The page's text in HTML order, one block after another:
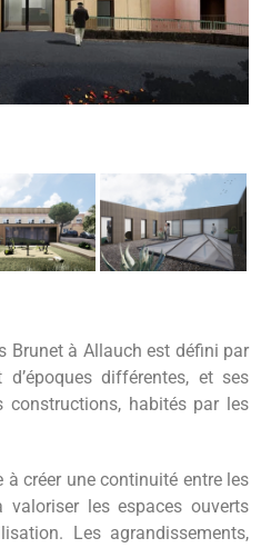
Brunet à Allauch est défini par
différentes, et ses
constructions, habités par les
à créer une continuité entre les
valoriser les espaces ouverts
Les agrandissements,